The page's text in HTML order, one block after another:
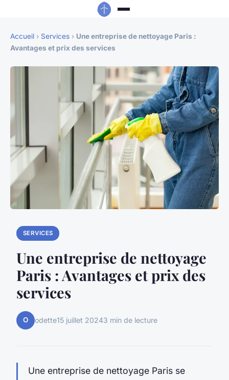
Accueil › Services › Une entreprise de nettoyage Paris :
Avantages et prix des services
SERVICES
Une entreprise de nettoyage
Paris : Avantages et prix des
services
O odette15 juillet 20243 min de lecture
Une entreprise de nettoyage Paris se